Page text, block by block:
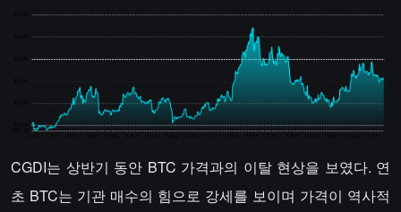
CGDI는 상반기 동안 BTC 가격과의 이탈 현상을 보였다. 연
초 BTC는 기관 매수의 힘으로 강세를 보이며 가격이 역사적